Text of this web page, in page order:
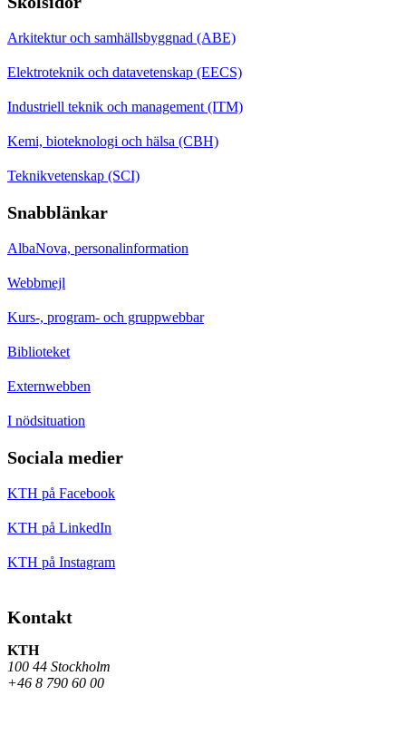
Arkitektur och samhällsbyggnad (ABE)
Elektroteknik och datavetenskap (EECS)
Industriell teknik och management (ITM)
Kemi, bioteknologi och hälsa (CBH)
Teknikvetenskap (SCI)
Snabblänkar
AlbaNova, personalinformation
Webbmejl
Kurs-, program- och gruppwebbar
Biblioteket
Externwebben
I nödsituation
Sociala medier
KTH på Facebook
KTH på LinkedIn
KTH på Instagram
Kontakt
KTH
100 44 Stockholm
+46 8 790 60 00